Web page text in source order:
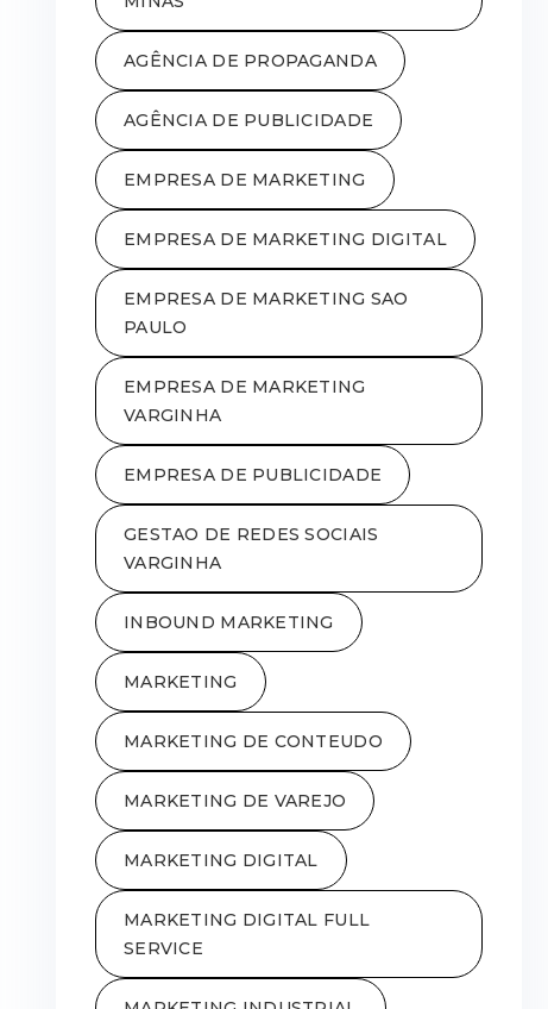
AGÊNCIA DE PROPAGANDA
AGÊNCIA DE PUBLICIDADE
EMPRESA DE MARKETING
EMPRESA DE MARKETING DIGITAL
EMPRESA DE MARKETING SAO
PAULO
EMPRESA DE MARKETING
VARGINHA
EMPRESA DE PUBLICIDADE
GESTAO DE REDES SOCIAIS
VARGINHA
INBOUND MARKETING
MARKETING
MARKETING DE CONTEUDO
MARKETING DE VAREJO
MARKETING DIGITAL
MARKETING DIGITAL FULL
SERVICE